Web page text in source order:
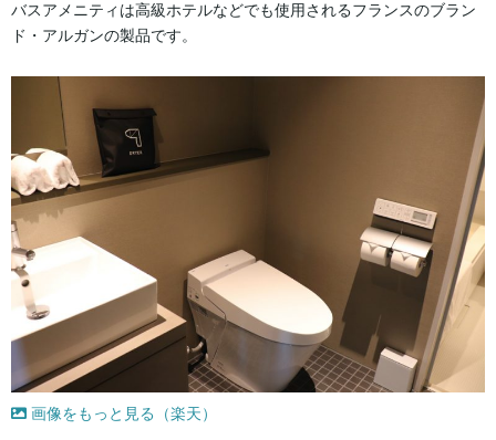
バスアメニティは高級ホテルなどでも使用されるフランスのブラン
ド・アルガンの製品です。
画像をもっと見る（楽天）